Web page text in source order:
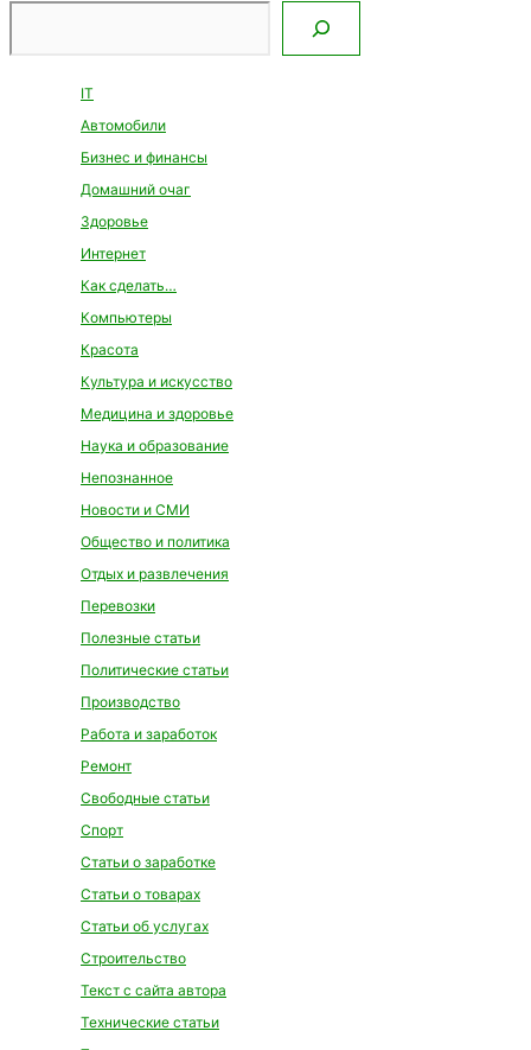
IT
Автомобили
Бизнес и финансы
Домашний очаг
Здоровье
Интернет
Как сделать…
Компьютеры
Красота
Культура и искусство
Медицина и здоровье
Наука и образование
Непознанное
Новости и СМИ
Общество и политика
Отдых и развлечения
Перевозки
Полезные статьи
Политические статьи
Производство
Работа и заработок
Ремонт
Свободные статьи
Спорт
Статьи о заработке
Статьи о товарах
Статьи об услугах
Строительство
Текст с сайта автора
Технические статьи